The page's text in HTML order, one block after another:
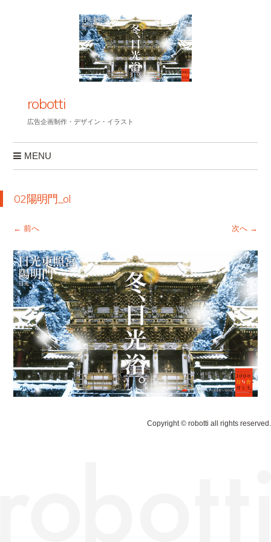
robotti
広告企画制作・デザイン・イラスト
MENU
02陽明門_ol
← 前へ 次へ →
Copyright © robotti all rights reserved.